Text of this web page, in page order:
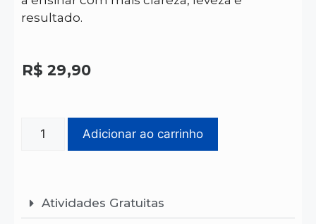
resultado.
R$ 29,90
Adicionar ao carrinho
Atividades Gratuitas